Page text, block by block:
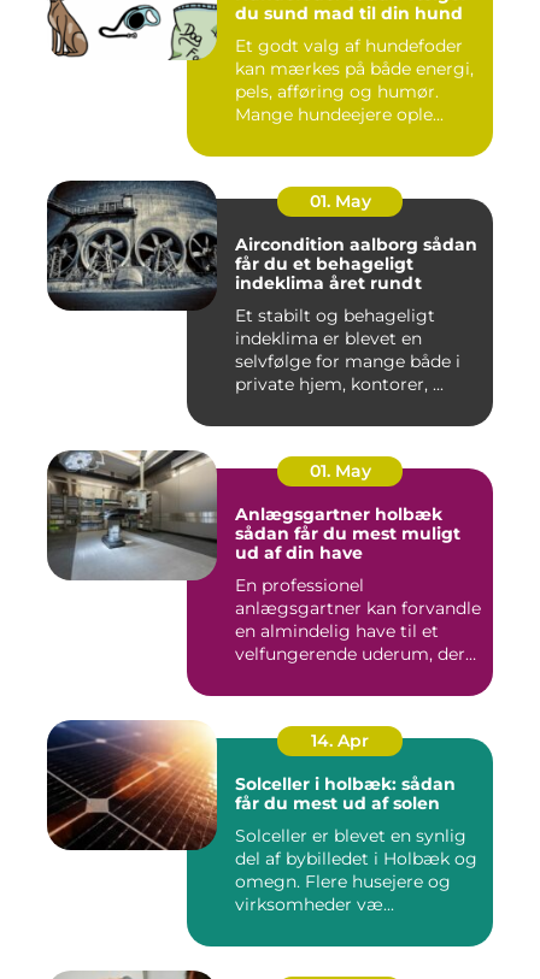
du sund mad til din hund
Et godt valg af hundefoder
kan mærkes på både energi,
pels, afføring og humør.
Mange hundeejere ople...
01. May
Aircondition aalborg sådan
får du et behageligt
indeklima året rundt
Et stabilt og behageligt
indeklima er blevet en
selvfølge for mange både i
private hjem, kontorer, ...
01. May
Anlægsgartner holbæk
sådan får du mest muligt
ud af din have
En professionel
anlægsgartner kan forvandle
en almindelig have til et
velfungerende uderum, der
14. Apr
Solceller i holbæk: sådan
får du mest ud af solen
Solceller er blevet en synlig
del af bybilledet i Holbæk og
omegn. Flere husejere og
virksomheder væ...